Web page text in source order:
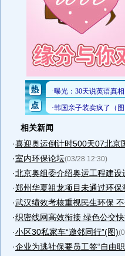
相关新闻
·喜迎奥运倒计时500天07北京
·室内环保论坛(03/28 12:30)
·北京奥组委介绍奥运工程建
·郑州华夏祖龙项目未通过环保
·武汉绩效考核重视民生环保
·织密线网高效衔接 绿色公交
·小区30私家车“邀邻同行”(图)
·企业为逃社保要员工签“自由